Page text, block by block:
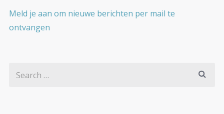
Meld je aan om nieuwe berichten per mail te
ontvangen